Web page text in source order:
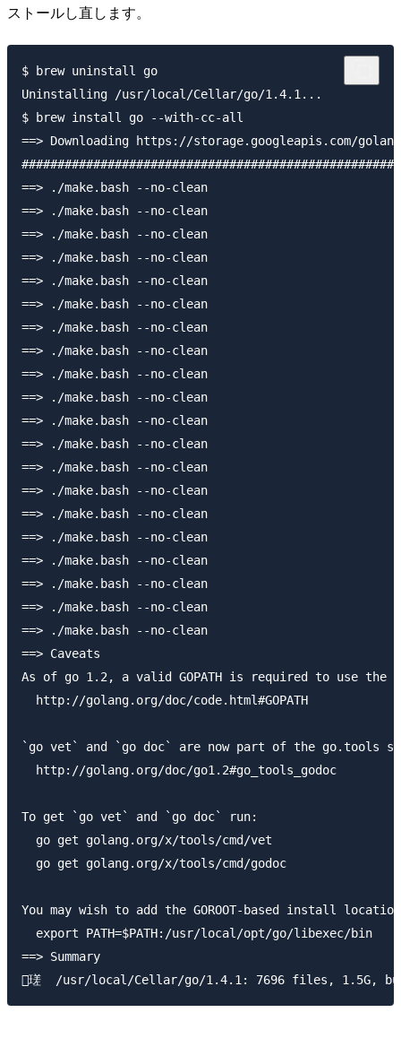
ストールし直します。
$ brew uninstall go
Uninstalling /usr/local/Cellar/go/1.4.1...
$ brew install go --with-cc-all
==> Downloading https://storage.googleapis.com/
==> ./make.bash --no-clean
==> ./make.bash --no-clean
==> ./make.bash --no-clean
==> ./make.bash --no-clean
==> ./make.bash --no-clean
==> ./make.bash --no-clean
==> ./make.bash --no-clean
==> ./make.bash --no-clean
==> ./make.bash --no-clean
==> ./make.bash --no-clean
==> ./make.bash --no-clean
==> ./make.bash --no-clean
==> ./make.bash --no-clean
==> ./make.bash --no-clean
==> ./make.bash --no-clean
==> ./make.bash --no-clean
==> ./make.bash --no-clean
==> ./make.bash --no-clean
==> ./make.bash --no-clean
==> ./make.bash --no-clean
==> Caveats
As of go 1.2, a valid GOPATH is required to use the
  http://golang.org/doc/code.html#GOPATH
`go vet` and `go doc` are now part of the go.tools
  http://golang.org/doc/go1.2#go_tools_godoc
To get `go vet` and `go doc` run:
  go get golang.org/x/tools/cmd/vet
  go get golang.org/x/tools/cmd/godoc
You may wish to add the GOROOT-based install
  export PATH=$PATH:/usr/local/opt/go/libexec/bin
==> Summary